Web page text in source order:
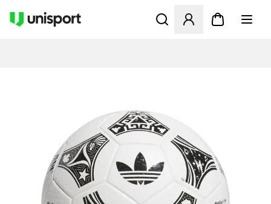
Opent een venster om in